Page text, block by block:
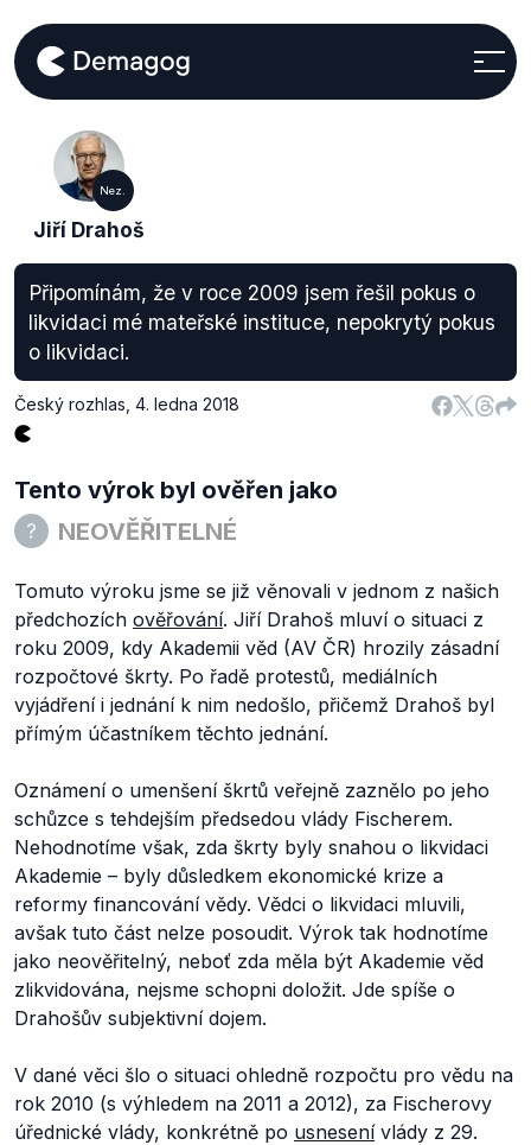
Nez.
Jiří Drahoš
Připomínám, že v roce 2009 jsem řešil pokus o
likvidaci mé mateřské instituce, nepokrytý pokus
o likvidaci.
Český rozhlas 4. ledna 2018
Tento výrok byl ověřen jako
NEOVĚŘITELNÉ
Tomuto výroku jsme se již věnovali v jednom z našich
předchozích ověřování. Jiří Drahoš mluví o situaci z
roku 2009, kdy Akademii věd (AV ČR) hrozily zásadní
rozpočtové škrty. Po řadě protestů, mediálních
vyjádření i jednání k nim nedošlo, přičemž Drahoš byl
přímým účastníkem těchto jednání.
Oznámení o umenšení škrtů veřejně zaznělo po jeho
schůzce s tehdejším předsedou vlády Fischerem.
Nehodnotíme však, zda škrty byly snahou o likvidaci
Akademie – byly důsledkem ekonomické krize a
reformy financování vědy. Vědci o likvidaci mluvili,
avšak tuto část nelze posoudit. Výrok tak hodnotíme
jako neověřitelný, neboť zda měla být Akademie věd
zlikvidována, nejsme schopni doložit. Jde spíše o
Drahošův subjektivní dojem.
V dané věci šlo o situaci ohledně rozpočtu pro vědu na
rok 2010 (s výhledem na 2011 a 2012), za Fischerovy
úřednické vlády, konkrétně po usnesenívlády z 29.